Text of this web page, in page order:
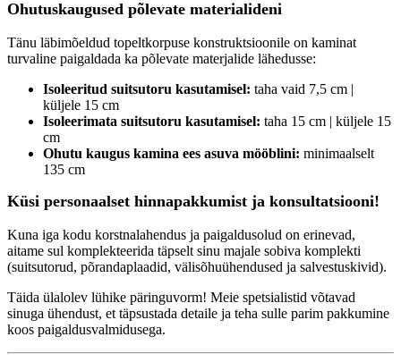
Ohutuskaugused põlevate materialideni
Tänu läbimõeldud topeltkorpuse konstruktsioonile on kaminat
turvaline paigaldada ka põlevate materjalide lähedusse:
Isoleeritud suitsutoru kasutamisel: taha vaid 7,5 cm |
küljele 15 cm
Isoleerimata suitsutoru kasutamisel: taha 15 cm | küljele 15
cm
Ohutu kaugus kamina ees asuva mööblini: minimaalselt
135 cm
Küsi personaalset hinnapakkumist ja konsultatsiooni!
Kuna iga kodu korstnalahendus ja paigaldusolud on erinevad,
aitame sul komplekteerida täpselt sinu majale sobiva komplekti
(suitsutorud, põrandaplaadid, välisõhuühendused ja salvestuskivid).
Täida ülalolev lühike päringuvorm! Meie spetsialistid võtavad
sinuga ühendust, et täpsustada detaile ja teha sulle parim pakkumine
koos paigaldusvalmidusega.